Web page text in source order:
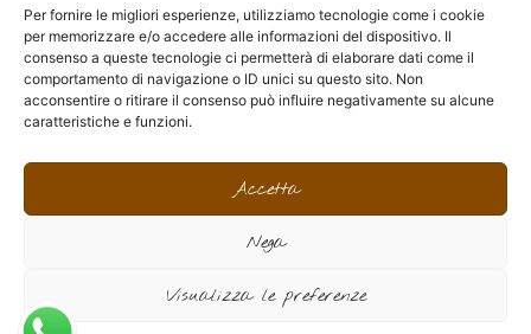
Per fornire le migliori esperienze, utilizziamo tecnologie come i cookie
per memorizzare e/o accedere alle informazioni del dispositivo. Il
consenso a queste tecnologie ci permetterà di elaborare dati come il
comportamento di navigazione o ID unici su questo sito. Non
acconsentire o ritirare il consenso può influire negativamente su alcune
caratteristiche e funzioni.
Accetta
Nega
Visualizza le preferenze
seguici sui social
F
e
k
I
n
t
a
a
P
i
t
s
F
c